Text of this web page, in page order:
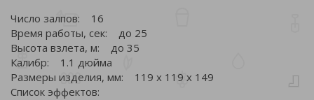
Число залпов: 16
Время работы, сек: до 25
Высота взлета, м: до 35
Калибр: 1.1 дюйма
Размеры изделия, мм: 119 х 119 х 149
Список эффектов: